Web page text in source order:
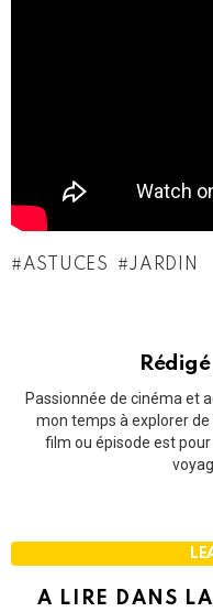
ASTUCES JARDIN
Passionnée de cinéma et
mon temps à explorer
film ou épisode est
A LIRE DANS